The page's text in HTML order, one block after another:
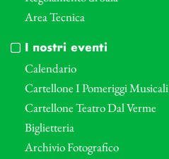
Area Tecnica
I nostri eventi
Calendario
Cartellone I Pomeriggi Musicali
Cartellone Teatro Dal Verme
Biglietteria
Archivio Fotografico